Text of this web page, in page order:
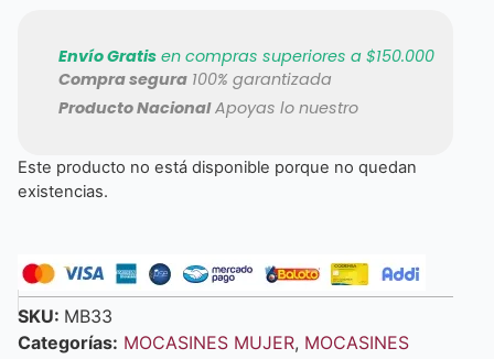
Envío Gratis en compras superiores a $150.000
Compra segura 100% garantizada
Producto NacionalApoyas lo nuestro
Este producto no está disponible porque no quedan
existencias.
SKU: MB33
Categorías: MOCASINES MUJER, MOCASINES